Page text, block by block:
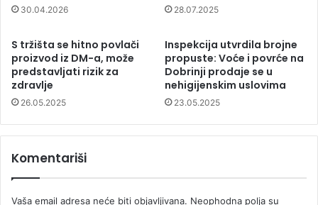
30.04.2026 28.07.2025
S tržišta se hitno povlači
proizvod iz DM-a, može
predstavljati rizik za
zdravlje
26.05.2025
Inspekcija utvrdila brojne
propuste: Voće i povrće na
Dobrinji prodaje se u
nehigijenskim uslovima
23.05.2025
Komentariši
Vaša email adresa neće biti objavljivana. Neophodna polja su